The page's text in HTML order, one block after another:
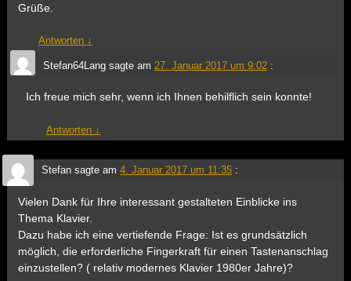
Grüße.
Antworten ↓
Stefan64Langsagte am 27. Januar 2017 um 9:02 :
Ich freue mich sehr, wenn ich Ihnen behilflich sein konnte!
Antworten ↓
Stefansagte am 4. Januar 2017 um 11:35 :
Vielen Dank für Ihre interessant gestalteten Einblicke ins
Thema Klavier.
Dazu habe ich eine vertiefende Frage: Ist es grundsätzlich
möglich, die erforderliche Fingerkraft für einen Tastenanschlag
einzustellen? ( relativ modernes Klavier 1980er Jahre)?